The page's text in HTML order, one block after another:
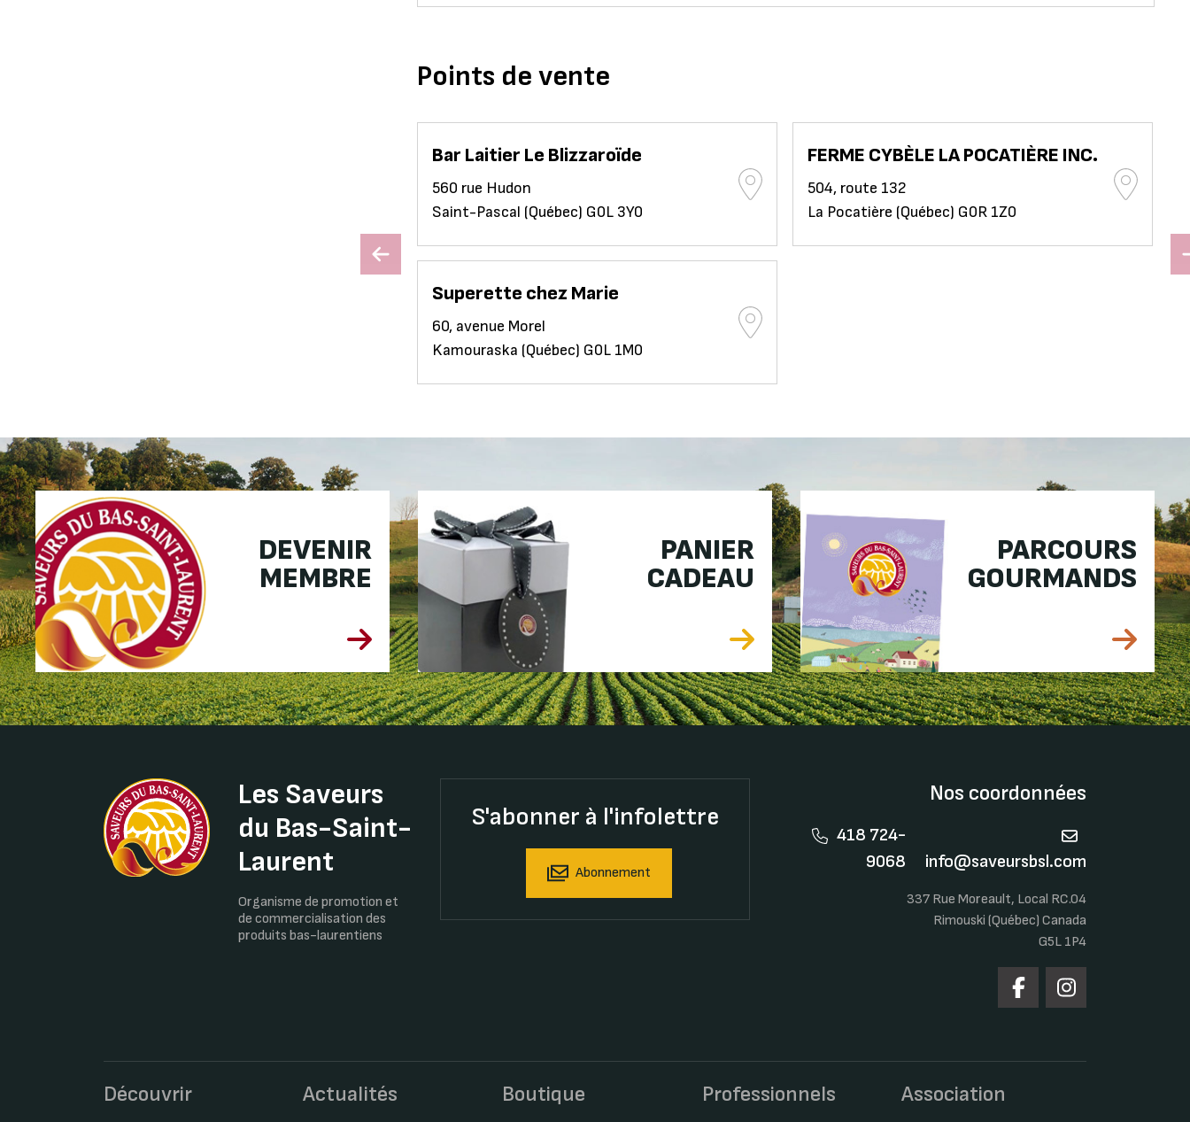
Points de vente
Bar Laitier Le Blizzaroïde
560 rue Hudon
Saint-Pascal (Québec) G0L 3Y0
FERME CYBÈLE LA POCATIÈRE INC.
504, route 132
La Pocatière (Québec) G0R 1Z0
Superette chez Marie
60, avenue Morel
Kamouraska (Québec) G0L 1M0
DEVENIR
MEMBRE
PANIER
CADEAU
PARCOURS
GOURMANDS
Les Saveurs
du Bas-Saint-
Laurent
Organisme de promotion et
de commercialisation des
produits bas-laurentiens
S'abonner à l'infolettre
Abonnement
Nos coordonnées
418 724-
9068
info@saveursbsl.com
337 Rue Moreault, Local RC.04
Rimouski (Québec) Canada
G5L 1P4
Découvrir Actualités Boutique Professionnels Association